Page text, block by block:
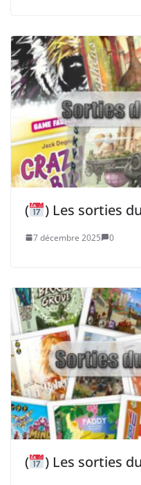
( ) Les sorties
7 décembre 2025 0
( ) Les sorties